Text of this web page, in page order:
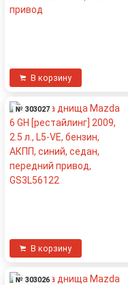
В корзину
№ 303027
В корзину
№ 303026